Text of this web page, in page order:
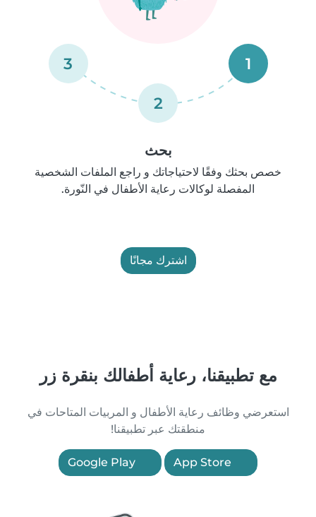
1
2
3
بحث
خصص بحثك وفقًا لاحتياجاتك و راجع الملفات الشخصية
المفصلة لوكالات رعاية الأطفال في النّورة.
اشترك مجانًا
مع تطبيقنا، رعاية أطفالك بنقرة زر
استعرضي وظائف رعاية الأطفال و المربيات المتاحات في
منطقتك عبر تطبيقنا!